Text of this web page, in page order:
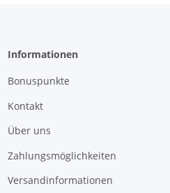
Informationen
Bonuspunkte
Kontakt
Über uns
Zahlungsmöglichkeiten
Versandinformationen